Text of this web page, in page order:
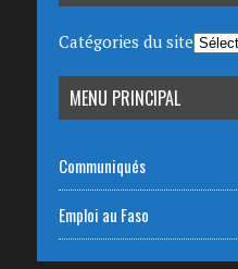
Catégories du site
MENU PRINCIPAL
Communiqués
Emploi au Faso